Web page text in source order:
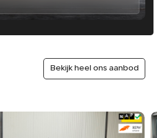
Bekijk heel ons aanbod